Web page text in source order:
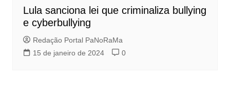
Lula sanciona lei que criminaliza bullying
e cyberbullying
Redação Portal PaNoRaMa
15 de janeiro de 2024
0